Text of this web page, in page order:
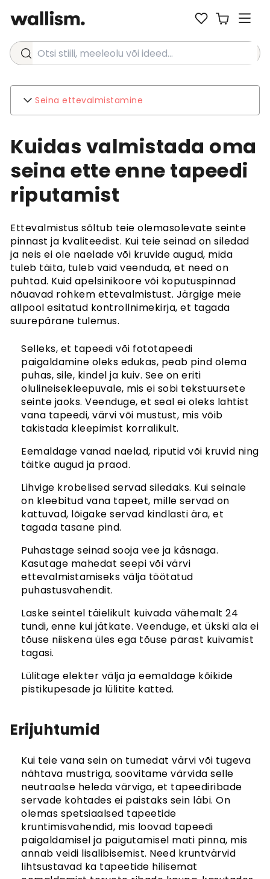
Otsi stiili, meeleolu või ideed...
Seina ettevalmistamine
kohta
Kontakt
Keskkond
Ettevõtte päringud
Klienditugi
KKK
Laevandus
Tagastused ja tagasimaksed
Tingimused
Küpsised
Privaatsuspoliitika
Tapeedi artiklid
Juhendid
Kuidas riputada tapeeti
Kuidas paigaldada sekekleepuv
Kuidas mõõta oma seina
Seina ettevalmistamine
Tapeetitööriistad
Tapeedid tekstuursetel seintel
Kuidas valmistada oma
seina ette enne tapeedi
riputamist
Ettevalmistus sõltub teie olemasolevate seinte
pinnast ja kvaliteedist. Kui teie seinad on siledad
ja neis ei ole naelade või kruvide augud, mida
tuleb täita, tuleb vaid veenduda, et need on
puhtad. Kuid apelsinikoore või koputuspinnad
nõuavad rohkem ettevalmistust. Järgige meie
allpool esitatud kontrollnimekirja, et tagada
suurepärane tulemus.
Selleks, et tapeedi või fototapeedi
paigaldamine oleks edukas, peab pind olema
puhas, sile, kindel ja kuiv. See on eriti
olulineisekleepuvale, mis ei sobi tekstuursete
seinte jaoks. Veenduge, et seal ei oleks lahtist
vana tapeedi, värvi või mustust, mis võib
takistada kleepimist korralikult.
Eemaldage vanad naelad, riputid või kruvid ning
täitke augud ja praod.
Lihvige krobelised servad siledaks. Kui seinale
on kleebitud vana tapeet, mille servad on
kattuvad, lõigake servad kindlasti ära, et
tagada tasane pind.
Puhastage seinad sooja vee ja käsnaga.
Kasutage mahedat seepi või värvi
ettevalmistamiseks välja töötatud
puhastusvahendit.
Laske seintel täielikult kuivada vähemalt 24
tundi, enne kui jätkate. Veenduge, et ükski ala ei
tõuse niiskena üles ega tõuse pärast kuivamist
tagasi.
Lülitage elekter välja ja eemaldage kõikide
pistikupesade ja lülitite katted.
Erijuhtumid
Kui teie vana sein on tumedat värvi või tugeva
nähtava mustriga, soovitame värvida selle
neutraalse heleda värviga, et tapeediribade
servade kohtades ei paistaks sein läbi. On
olemas spetsiaalsed tapeetide
kruntimisvahendid, mis loovad tapeedi
paigaldamisel ja paigutamisel mati pinna, mis
annab veidi lisalibisemist. Need kruntvärvid
lihtsustavad ka tapeetide hilisemat